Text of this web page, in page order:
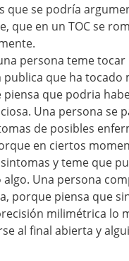
que se podría
que en un TOC se
persona teme
que ha tocado
piensa que podria
Una persona se
de posibles
en ciertos
y teme que
Una persona
porque piensa que
milimétrica lo
al final abierta y